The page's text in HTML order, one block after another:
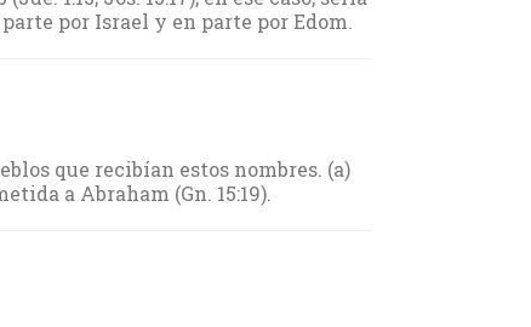
por Israel y en parte por Edom.
que recibían estos nombres. (a)
a Abraham (Gn. 15:19).